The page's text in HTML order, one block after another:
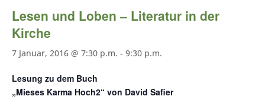
Lesen und Loben – Literatur in der
Kirche
7 Januar, 2016 @ 7:30 p.m. - 9:30 p.m.
Lesung zu dem Buch
„Mieses Karma Hoch2“ von David Safier